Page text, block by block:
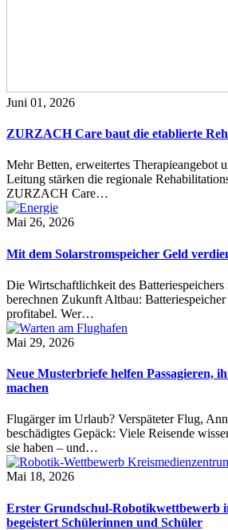
Juni 01, 2026
ZURZACH Care baut die etablierte
Mehr Betten, erweitertes Therapieangebot
Leitung stärken die regionale
ZURZACH Care…
Mai 26, 2026
Mit dem Solarstromspeicher Geld
Die Wirtschaftlichkeit des
berechnen Zukunft Altbau:
profitabel. Wer…
Mai 29, 2026
Neue Musterbriefe helfen Passagieren,
machen
Flugärger im Urlaub? Verspäteter Flug,
beschädigtes Gepäck: Viele Reisende
sie haben – und…
Mai 18, 2026
Erster Grundschul-Robotikwettbewerb
begeistert Schülerinnen und Schüler